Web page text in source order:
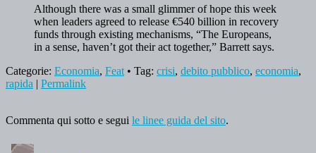
Although there was a small glimmer of hope this week
when leaders agreed to release €540 billion in recovery
funds through existing mechanisms, “The Europeans,
in a sense, haven’t got their act together,” Barrett says.
Categorie: Economia, Feat • Tag: crisi, debito pubblico, economia,
rapida | Permalink
Commenta qui sotto e segui le linee guida del sito.